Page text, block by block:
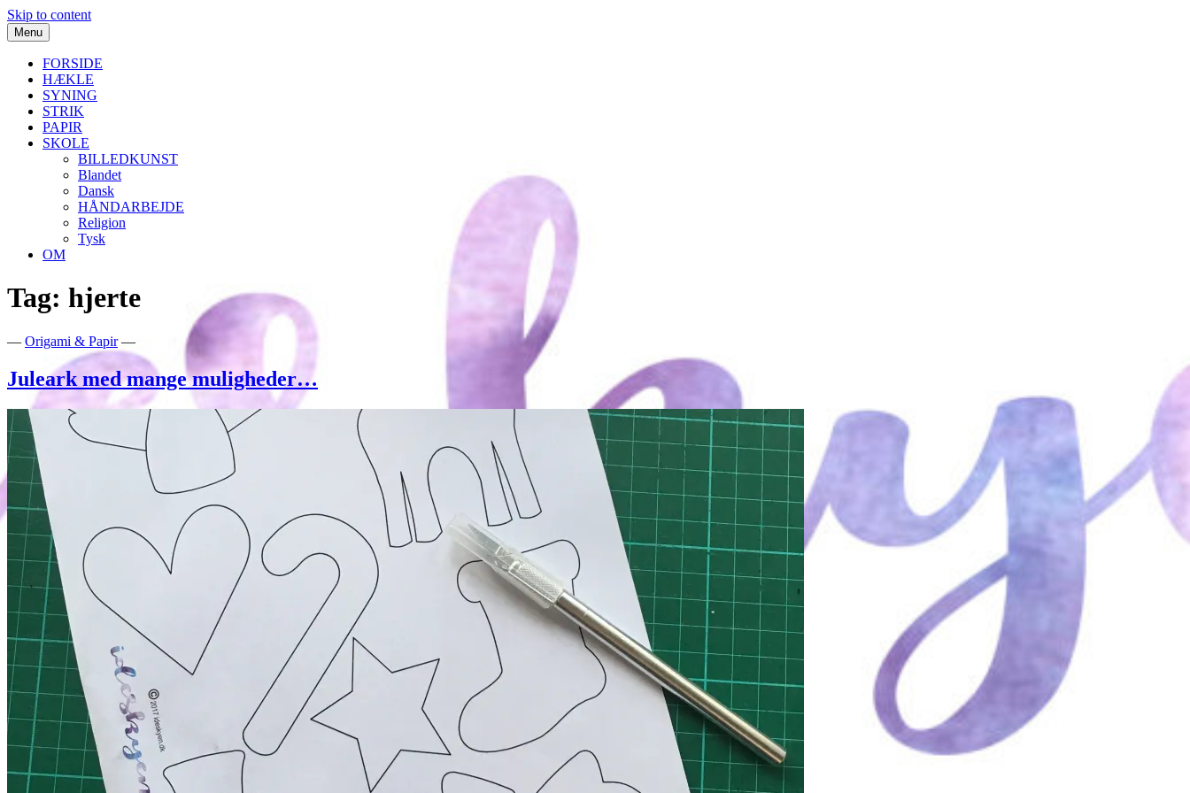
Skip to content
Menu
FORSIDE
HÆKLE
SYNING
STRIK
PAPIR
SKOLE
BILLEDKUNST
Blandet
Dansk
HÅNDARBEJDE
Religion
Tysk
OM
www.ideskyen.dk
Kreative ideer til deling
Tag: hjerte
— Origami & Papir—
Juleark med mange muligheder…